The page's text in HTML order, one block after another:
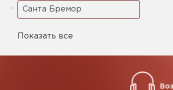
Санта Бремор
Показать все